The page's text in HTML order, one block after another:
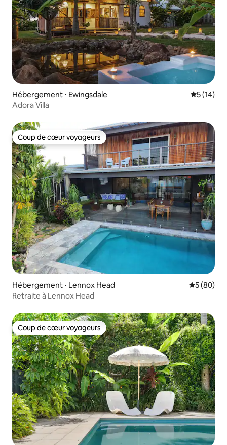
Hébergement ⋅ Ewingsdale
5 (14)
Adora Villa
Coup de cœur voyageurs
Coup de cœur voyageurs
Hébergement ⋅ Lennox Head
5 (80)
Retraite à Lennox Head
Coup de cœur voyageurs
Coup de cœur voyageurs